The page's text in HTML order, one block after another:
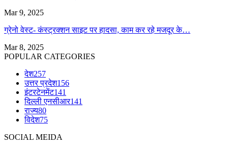
Mar 9, 2025
ग्रेनो वेस्ट- कंस्ट्रक्शन साइट पर हादसा, काम कर रहे मजदूर के…
Mar 8, 2025
POPULAR CATEGORIES
देश257
उत्तर प्रदेश156
इंटरटेनमेंट141
दिल्ली एनसीआर141
राज्य80
विदेश75
SOCIAL MEIDA